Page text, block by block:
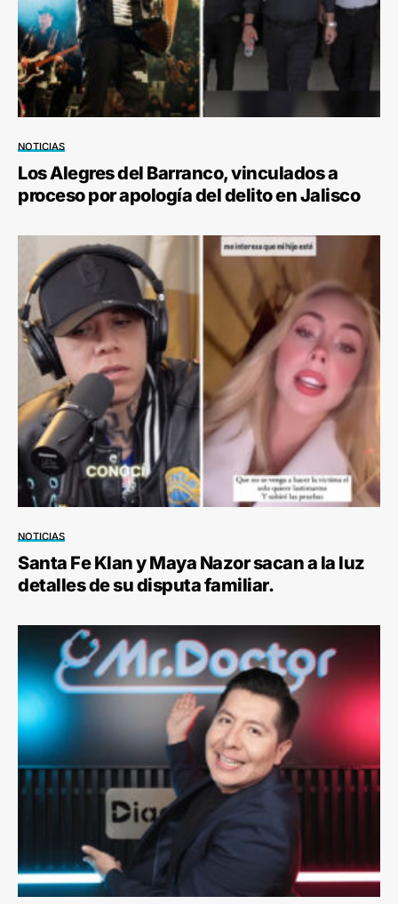
NOTICIAS
Los Alegres del Barranco, vinculados a
proceso por apología del delito en Jalisco
NOTICIAS
Santa Fe Klan y Maya Nazor sacan a la luz
detalles de su disputa familiar.